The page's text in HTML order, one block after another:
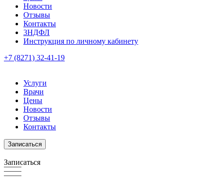
Новости
Отзывы
Контакты
3НДФЛ
Инструкция по личному кабинету
+7 (8271) 32-41-19
Услуги
Врачи
Цены
Новости
Отзывы
Контакты
Записаться
Записаться